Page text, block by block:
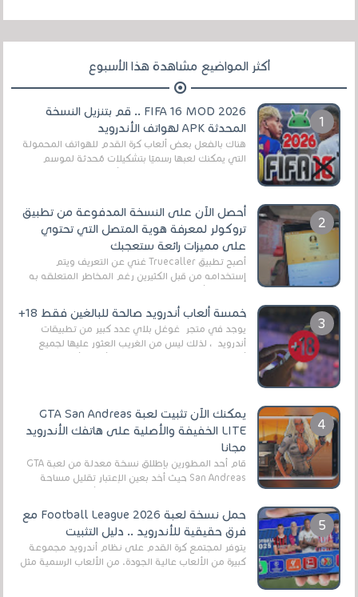
أكثر المواضيع مشاهدة هذا الأسبوع
FIFA 16 MOD 2026 .. قم بتنزيل النسخة
المحدثة APK لهواتف الأندرويد
هناك بالفعل بعض ألعاب كرة القدم للهواتف المحمولة
التي يمكنك لعبها رسميًا بتشكيلات مُحدثة لموسم
أحصل الآن على النسخة المدفوعة من تطبيق
تروكولر لمعرفة هوية المتصل التي تحتوي
على مميزات رائعة ستعجبك
أصبح تطبيق Truecaller غني عن التعريف ويتم
إستخدامه من قبل الكثيرين رغم المخاطر المتعلقه به
خمسة ألعاب أندرويد صالحة للبالغين فقط 18+
يوجد في متجر غوغل بلاي عدد كبير من تطبيقات
أندرويد ، لذلك ليس من الغريب العثور عليها لجميع
يمكنك الآن تثبيت لعبة GTA San Andreas
LITE الخفيفة والأصلية على هاتفك الأندرويد
مجانا
قام أحد المطورين بإطلاق نسخة معدلة من لعبة GTA
San Andreas حيث أخد بعين الإعتبار تقليل مساحة
حمل نسخة لعبة Football League 2026 مع
فرق حقيقية للأندرويد .. دليل التثبيت
يتوفر لمجتمع كرة القدم على نظام أندرويد مجموعة
كبيرة من الألعاب عالية الجودة. من الألعاب الرسمية مثل